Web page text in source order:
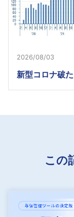
2026/08/03
新型コロナ破
この